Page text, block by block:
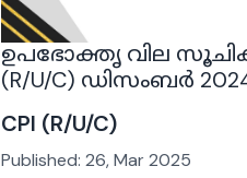
ഉപഭോക്തൃ വില
(R/U/C) ഡിസംബർ
CPI (R/U/C)
Published: 26, Mar 2025